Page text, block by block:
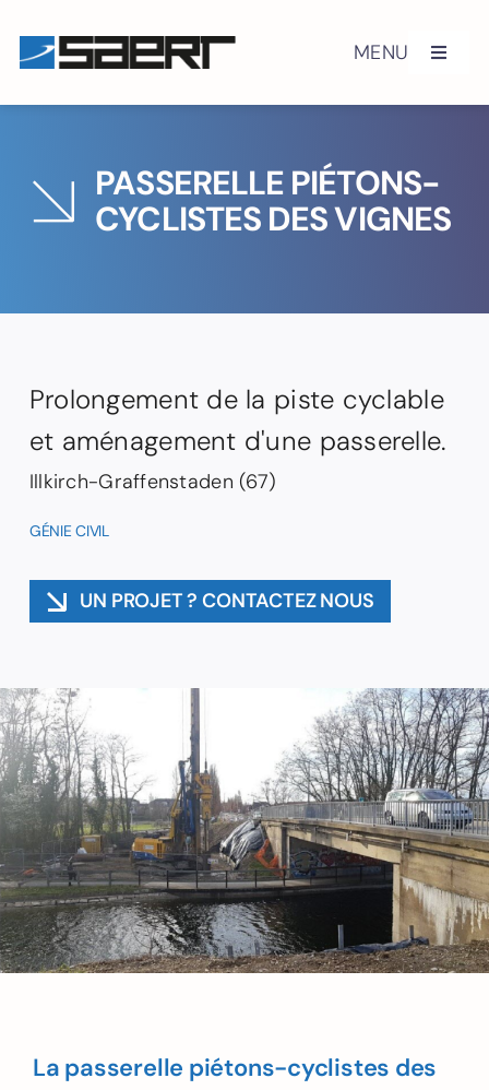
content
MENU
Toggle
Histoire
Engagements QSE
Équipements routiers
Réalisations
Contact
PASSERELLE PIÉTONS-
CYCLISTES DES VIGNES
Prolongement de la piste cyclable
et aménagement d'une passerelle.
Illkirch-Graffenstaden (67)
GÉNIE CIVIL
UN PROJET ? CONTACTEZ NOUS
La passerelle piétons-cyclistes des